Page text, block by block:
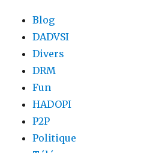
Blog
DADVSI
Divers
DRM
Fun
HADOPI
P2P
Politique